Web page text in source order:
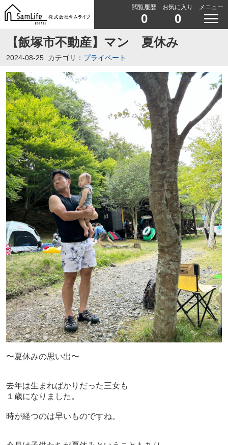
閲覧履歴
0
お気に入り
0
メニュー
【飯塚市不動産】マン 夏休み
2024-08-25 カテゴリ： プライベート
〜夏休みの思い出〜
去年は生まればかりだった三女も
１歳になりました。
時が経つのは早いものですね。